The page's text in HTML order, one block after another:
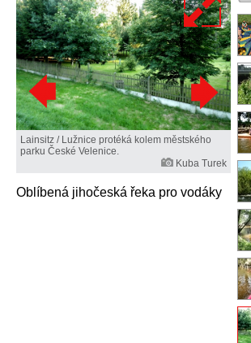
Lainsitz / Lužnice protéká kolem městského
parku České Velenice.
Kuba Turek
Oblíbená jihočeská řeka pro vodáky